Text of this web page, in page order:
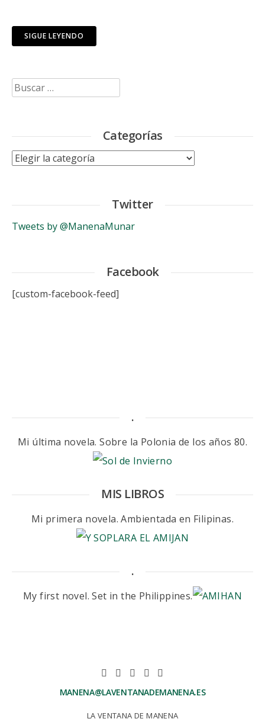
SIGUE LEYENDO
Buscar:
Categorías
Categorías
Twitter
Tweets by @ManenaMunar
Facebook
[custom-facebook-feed]
.
Mi última novela. Sobre la Polonia de los años 80.
MIS LIBROS
Mi primera novela. Ambientada en Filipinas.
.
My first novel. Set in the Philippines.
MANENA@LAVENTANADEMANENA.ES
LA VENTANA DE MANENA